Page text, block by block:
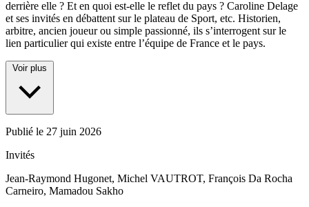
derrière elle ? Et en quoi est-elle le reflet du pays ? Caroline Delage
et ses invités en débattent sur le plateau de Sport, etc. Historien,
arbitre, ancien joueur ou simple passionné, ils s’interrogent sur le
lien particulier qui existe entre l’équipe de France et le pays.
Voir plus
Publié le 27 juin 2026
Invités
Jean-Raymond Hugonet, Michel VAUTROT, François Da Rocha
Carneiro, Mamadou Sakho